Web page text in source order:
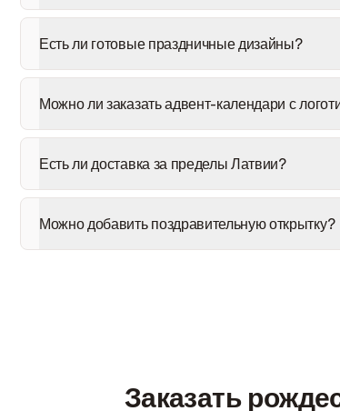
Есть ли готовые праздничные дизайны?
Можно ли заказать адвент-календари с
Есть ли доставка за пределы Латвии?
Можно добавить поздравительную открытку?
Заказать